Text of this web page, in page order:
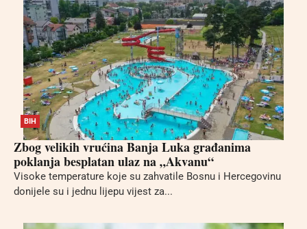
BIH
Zbog velikih vrućina Banja Luka građanima
poklanja besplatan ulaz na „Akvanu“
Visoke temperature koje su zahvatile Bosnu i Hercegovinu
donijele su i jednu lijepu vijest za...